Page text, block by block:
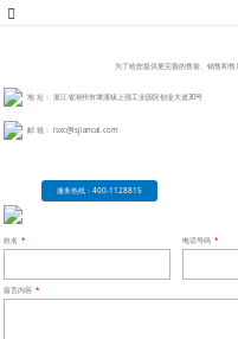
为了给您提供更完善的售前、销售和
地 址： 浙江省湖州市埭溪镇上强工业园区创业大道30号
邮 箱： lsxc@lsjiancai.com
服务热线：400-1128815
姓名 * 电话号码 *
留言内容 *